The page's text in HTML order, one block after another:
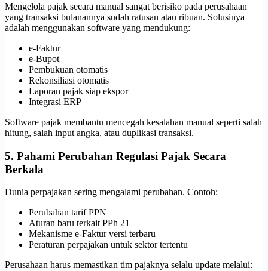
Mengelola pajak secara manual sangat berisiko pada perusahaan
yang transaksi bulanannya sudah ratusan atau ribuan. Solusinya
adalah menggunakan software yang mendukung:
e-Faktur
e-Bupot
Pembukuan otomatis
Rekonsiliasi otomatis
Laporan pajak siap ekspor
Integrasi ERP
Software pajak membantu mencegah kesalahan manual seperti salah
hitung, salah input angka, atau duplikasi transaksi.
5. Pahami Perubahan Regulasi Pajak Secara
Berkala
Dunia perpajakan sering mengalami perubahan. Contoh:
Perubahan tarif PPN
Aturan baru terkait PPh 21
Mekanisme e-Faktur versi terbaru
Peraturan perpajakan untuk sektor tertentu
Perusahaan harus memastikan tim pajaknya selalu update melalui: